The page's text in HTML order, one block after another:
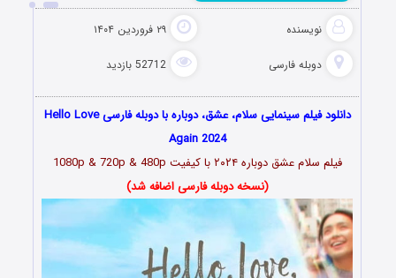
نویسنده ۲۹ فروردین ۱۴۰۴
دوبله فارسی 52712 بازدید
دانلود فیلم سینمایی سلام، عشق، دوباره با دوبله فارسی Hello Love
Again 2024
فیلم سلام عشق دوباره ۲۰۲۴ با کیفیت 1080p & 720p & 480p
(نسخه دوبله فارسی اضافه شد)